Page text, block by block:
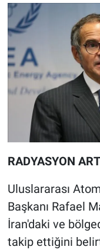
RADYASYON
Uluslararası
Başkanı Rafael
İran'daki ve
takip ettiğini